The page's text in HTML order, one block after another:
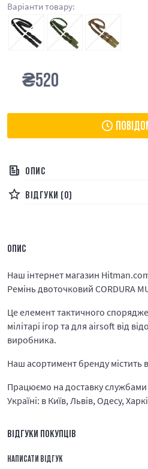
Варіанти товару:
₴520
ОПИС
ВІДГУКИ (0)
ОПИС
Наш інтернет магазин
Ремінь двоточковий CORDURA
Це елемент тактичного
мілітарі ігор та для airsoft від
виробника.
Наш асортимент бренду містить
Працюємо на доставку
Україні: в Київ, Львів, Одесу,
ВІДГУКИ ПОКУПЦІВ
НАПИСАТИ ВІДГУК